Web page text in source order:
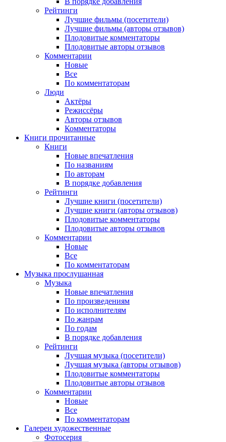
Рейтинги
Лучшие фильмы (посетители)
Лучшие фильмы (авторы отзывов)
Плодовитые комментаторы
Плодовитые авторы отзывов
Комментарии
Новые
Все
По комментаторам
Люди
Актёры
Режиссёры
Авторы отзывов
Комментаторы
Книги прочитанные
Книги
Новые впечатления
По названиям
По авторам
В порядке добавления
Рейтинги
Лучшие книги (посетители)
Лучшие книги (авторы отзывов)
Плодовитые комментаторы
Плодовитые авторы отзывов
Комментарии
Новые
Все
По комментаторам
Музыка прослушанная
Музыка
Новые впечатления
По произведениям
По исполнителям
По жанрам
По годам
В порядке добавления
Рейтинги
Лучшая музыка (посетители)
Лучшая музыка (авторы отзывов)
Плодовитые комментаторы
Плодовитые авторы отзывов
Комментарии
Новые
Все
По комментаторам
Галереи художественные
Фотосерия